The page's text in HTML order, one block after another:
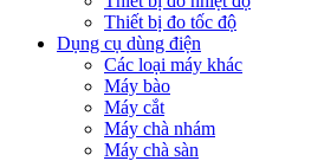
Thiết bị đo tốc độ
Dụng cụ dùng điện
Các loại máy khác
Máy bào
Máy cắt
Máy chà nhám
Máy chà sàn